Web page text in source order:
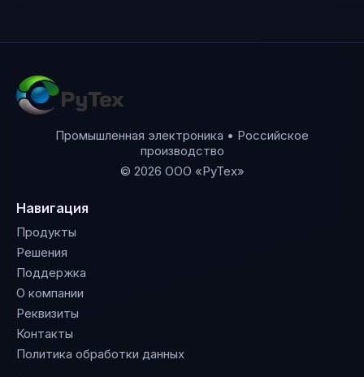
Промышленная электроника • Российское
производство
© 2026 ООО «РуТех»
Навигация
Продукты
Решения
Поддержка
О компании
Реквизиты
Контакты
Политика обработки данных